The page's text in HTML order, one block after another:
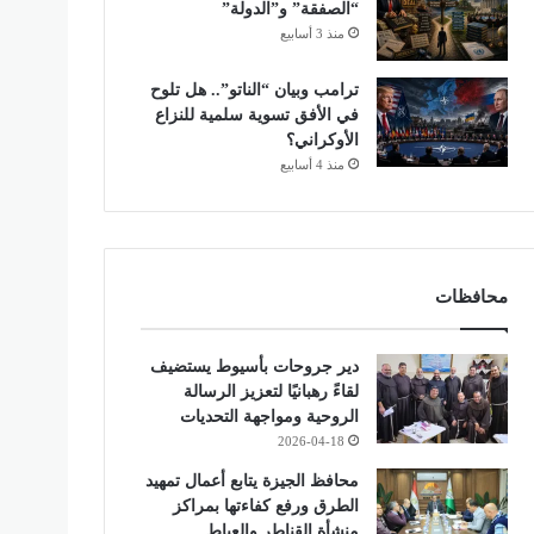
“الصفقة” و”الدولة”
منذ 3 أسابيع
ترامب وبيان “الناتو”.. هل تلوح
في الأفق تسوية سلمية للنزاع
الأوكراني؟
منذ 4 أسابيع
محافظات
دير جروحات بأسيوط يستضيف
لقاءً رهبانيًا لتعزيز الرسالة
الروحية ومواجهة التحديات
2026-04-18
محافظ الجيزة يتابع أعمال تمهيد
الطرق ورفع كفاءتها بمراكز